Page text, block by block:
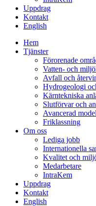
Uppdrag
Kontakt
English
Hem
Tjänster
Förorenade
Vatten- och
Avfall och
Hydrogeologi
Kärntekniska
Slutförvar och
Avancerad
Friklassning
Om oss
Lediga jobb
Internationella
Kvalitet och
Medarbetare
IntraKem
Uppdrag
Kontakt
English